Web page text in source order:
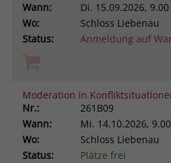
Wann:
Di. 15.09.2026,
Wo:
Schloss Liebenau
Status:
Anmeldung auf
Moderation in
Nr.:
261B09
Wann:
Mi. 14.10.2026,
Wo:
Schloss Liebenau
Status:
Plätze frei